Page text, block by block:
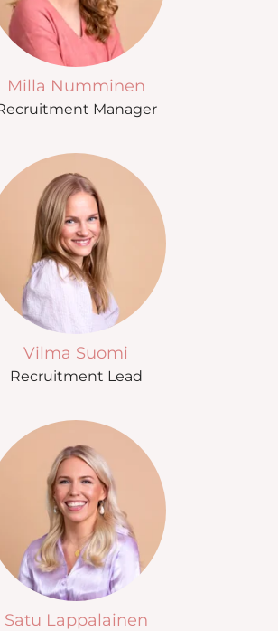
Milla Numminen
Manager
Vilma Suomi
Recruitment Lead
Satu Lappalainen